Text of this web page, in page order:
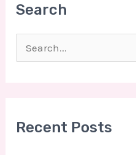
Search
cRecent Posts